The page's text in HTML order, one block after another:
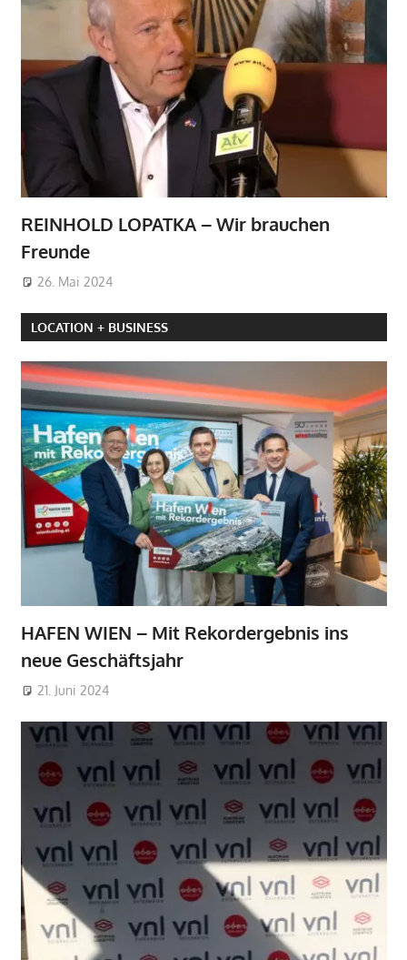
REINHOLD LOPATKA – Wir brauchen
Freunde
26. Mai 2024
LOCATION + BUSINESS
HAFEN WIEN – Mit Rekordergebnis ins
neue Geschäftsjahr
21. Juni 2024